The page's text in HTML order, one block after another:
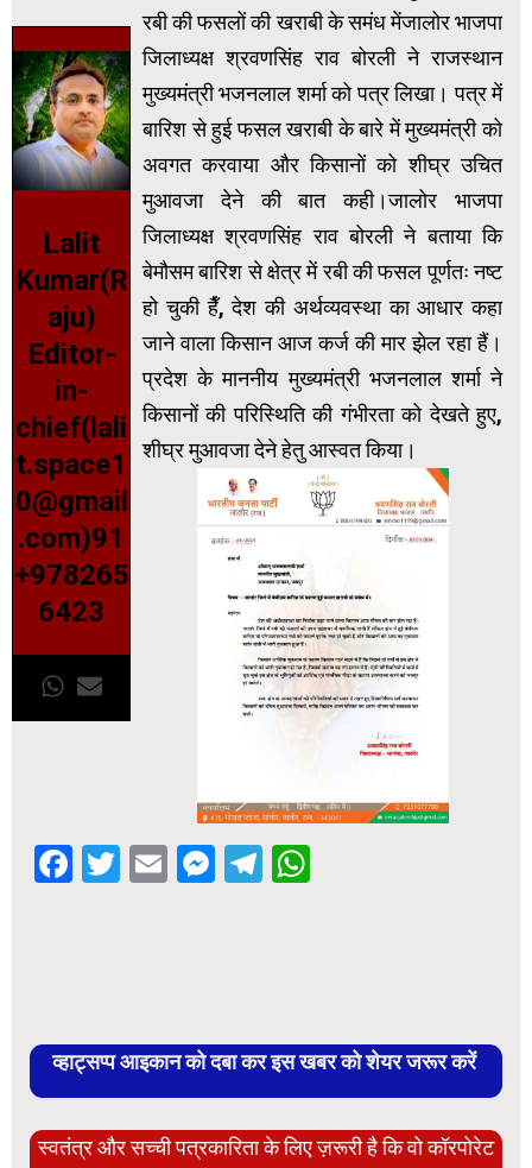
Lalit
Kumar(R
aju)
Editor-
in-
chief(lali
t.space1
0@gmail
.com)91
+978265
6423
रबी की फसलों की खराबी के समंध मेंजालोर भाजपा
जिलाध्यक्ष श्रवणसिंह राव बोरली ने राजस्थान
मुख्यमंत्री भजनलाल शर्मा को पत्र लिखा। पत्र में
बारिश से हुई फसल खराबी के बारे में मुख्यमंत्री को
अवगत करवाया और किसानों को शीघ्र उचित
मुआवजा देने की बात कही।जालोर भाजपा
जिलाध्यक्ष श्रवणसिंह राव बोरली ने बताया कि
बेमौसम बारिश से क्षेत्र में रबी की फसल पूर्णतः नष्ट
हो चुकी हैँ, देश की अर्थव्यवस्था का आधार कहा
जाने वाला किसान आज कर्ज की मार झेल रहा हैं।
प्रदेश के माननीय मुख्यमंत्री भजनलाल शर्मा ने
किसानों की परिस्थिति की गंभीरता को देखते हुए,
शीघ्र मुआवजा देने हेतु आस्वत किया।
Facebook
Twitter
EmailMessenger
Telegram
व्हाट्सप्प आइकान को दबा कर इस खबर को शेयर जरूर करें
स्वतंत्र और सच्ची पत्रकारिता के लिए ज़रूरी है कि वो कॉरपोरेट